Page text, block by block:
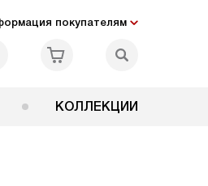
покупателям
КОЛЛЕКЦИИ